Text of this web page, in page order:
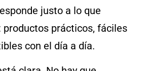
justo a lo que
productos prácticos, fáciles
con el día a día.